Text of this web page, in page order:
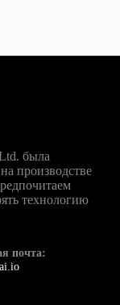
была
производстве
технологию
почта: